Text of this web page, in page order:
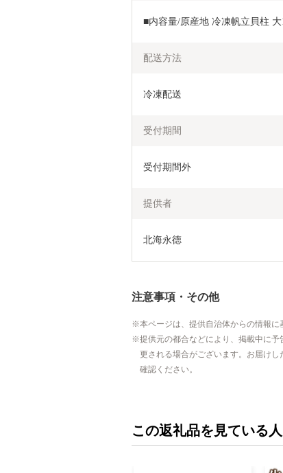
■内容量/原産地 冷凍帆立貝柱
配送方法
冷凍配送
受付期間
受付期間外
提供者
北海永徳
注意事項・その他
本ページは、提供自治体からの情報に
提供元の都合などにより、掲載中に
更される場合がございます。お届け
確認ください。
この返礼品を見ている